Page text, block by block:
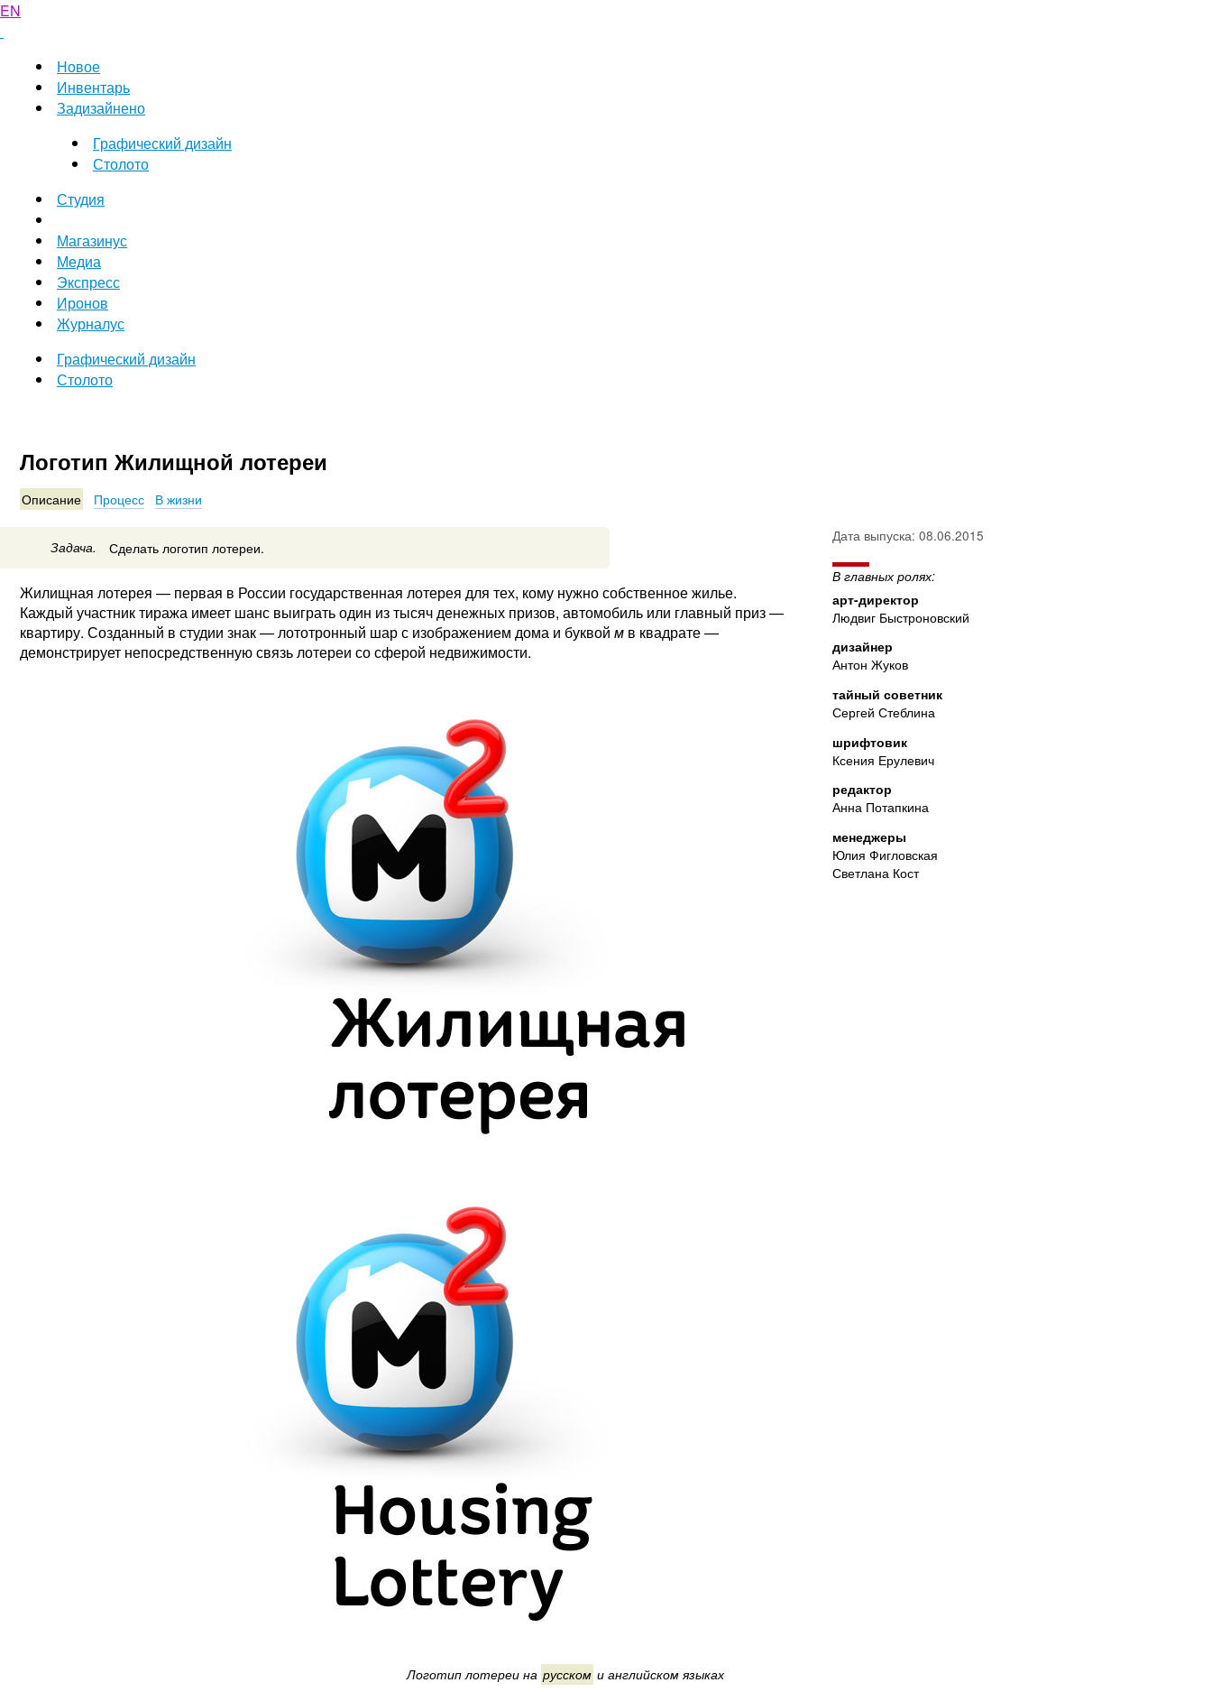
EN
Новое
Инвентарь
Задизайнено
Графический дизайн
Столото
Студия
Магазинус
Медиа
Экспресс
Иронов
Журналус
Графический дизайн
Столото
Логотип Жилищной лотереи
Описание Процесс В жизни
Задача. Сделать логотип лотереи.
Жилищная лотерея — первая в России государственная лотерея для тех, кому нужно собственное жилье.
Каждый участник тиража имеет шанс выиграть один из тысяч денежных призов, автомобиль или главный приз —
квартиру. Созданный в студии знак — лототронный шар с изображением дома и буквой м в квадрате —
демонстрирует непосредственную связь лотереи со сферой недвижимости.
Логотип лотереи на русском и английскомязыках
Дата выпуска: 08.06.2015
В главных ролях:
арт-директор
Людвиг Быстроновский
дизайнер
Антон Жуков
тайный советник
Сергей Стеблина
шрифтовик
Ксения Ерулевич
редактор
Анна Потапкина
менеджеры
Юлия Фигловская
Светлана Кост